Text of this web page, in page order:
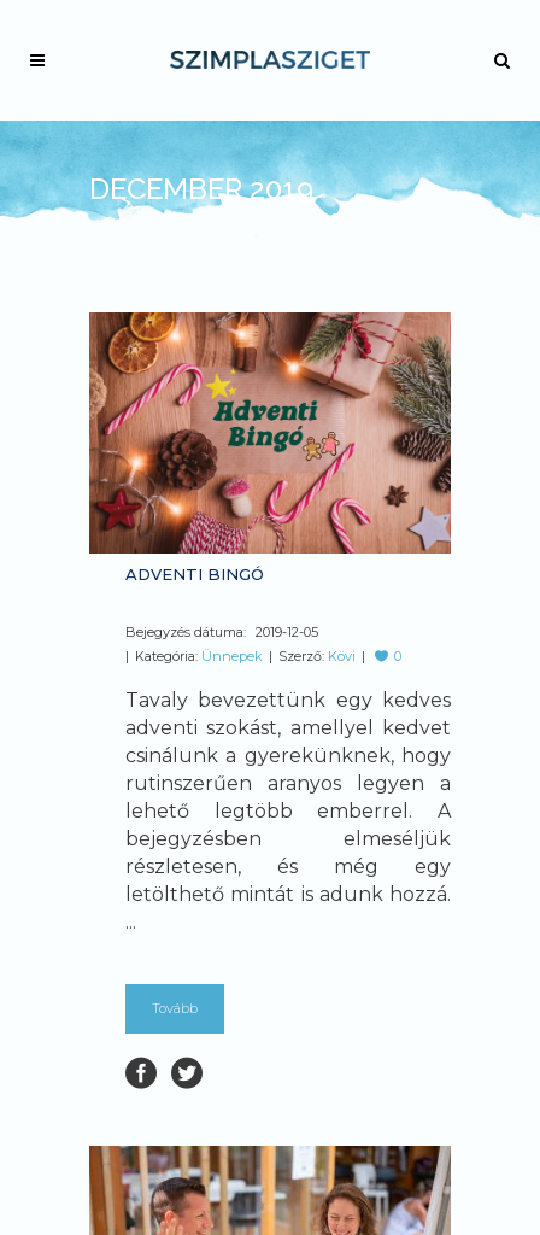
DECEMBER 2019
ADVENTI BINGÓ
Bejegyzés dátuma: 2019-12-05
Kategória: Ünnepek Szerző: Kövi 0
Tavaly bevezettünk egy kedves
adventi szokást, amellyel kedvet
csinálunk a gyerekünknek, hogy
rutinszerűen aranyos legyen a
lehető legtöbb emberrel. A
bejegyzésben elmeséljük
részletesen, és még egy
letölthető mintát is adunk hozzá.
...
Tovább